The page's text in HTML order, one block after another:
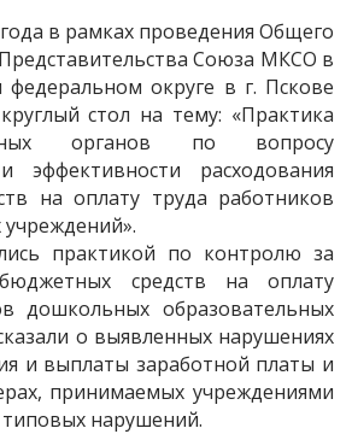
в рамках проведения Общего
Союза МКСО в
округе в г. Пскове
стол на тему: «Практика
органов по вопросу
эффективности расходования
на оплату труда работников
практикой по контролю за
средств на оплату
дошкольных образовательных
о выявленных нарушениях
и выплаты заработной платы и
принимаемых учреждениями
нарушений.